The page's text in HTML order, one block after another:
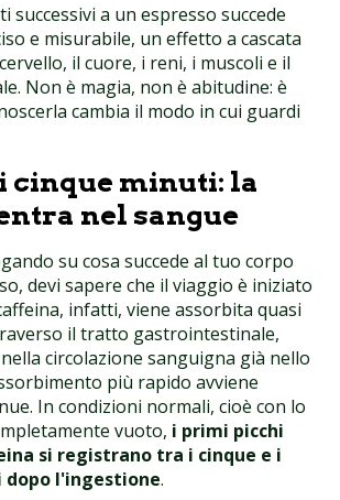
successivi a un espresso succede
e misurabile, un effetto a cascata
il cuore, i reni, i muscoli e il
Non è magia, non è abitudine: è
cambia il modo in cui guardi
cinque minuti: la
nel sangue
su cosa succede al tuo corpo
devi sapere che il viaggio è iniziato
infatti, viene assorbita quasi
il tratto gastrointestinale,
circolazione sanguigna già nello
più rapido avviene
In condizioni normali, cioè con lo
vuoto, i primi picchi
si registrano tra i cinque e i
l'ingestione.